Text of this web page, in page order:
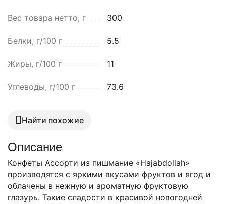
Вес товара нетто, г 300
Белки, г/100 г 5.5
Жиры, г/100 г 11
Углеводы, г/100 г 73.6
Найти похожие
Описание
Конфеты Ассорти из пишмание «Hajabdollah»
производятся с яркими вкусами фруктов и ягод и
облачены в нежную и ароматную фруктовую
глазурь. Такие сладости в красивой новогодней